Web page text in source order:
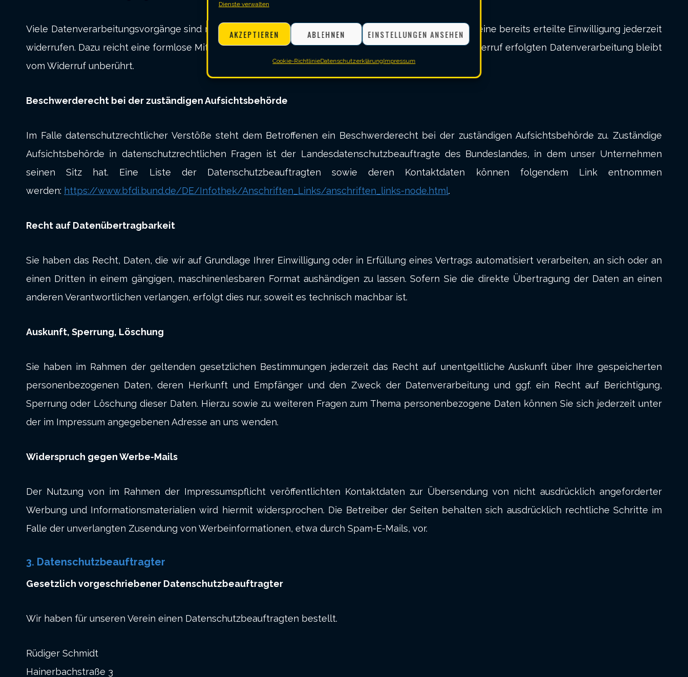
Dienste verwalten
AKZEPTIEREN ABLEHNEN EINSTELLUNGEN ANSEHEN
Cookie-RichtlinieDatenschutzerklärungImpressum
Viele Datenverarbeitungsvorgänge sind nur mit Ihrer ausdrücklichen Einwilligung möglich. Sie können eine bereits erteilte Einwilligung jederzeit
widerrufen. Dazu reicht eine formlose Mitteilung per E-Mail an uns. Die Rechtmäßigkeit der bis zum Widerruf erfolgten Datenverarbeitung bleibt
vom Widerruf unberührt.
Beschwerderecht bei der zuständigen Aufsichtsbehörde
Im Falle datenschutzrechtlicher Verstöße steht dem Betroffenen ein Beschwerderecht bei der zuständigen Aufsichtsbehörde zu. Zuständige
Aufsichtsbehörde in datenschutzrechtlichen Fragen ist der Landesdatenschutzbeauftragte des Bundeslandes, in dem unser Unternehmen
seinen Sitz hat. Eine Liste der Datenschutzbeauftragten sowie deren Kontaktdaten können folgendem Link entnommen
werden: https://www.bfdi.bund.de/DE/Infothek/Anschriften_Links/anschriften_links-node.html.
Recht auf Datenübertragbarkeit
Sie haben das Recht, Daten, die wir auf Grundlage Ihrer Einwilligung oder in Erfüllung eines Vertrags automatisiert verarbeiten, an sich oder an
einen Dritten in einem gängigen, maschinenlesbaren Format aushändigen zu lassen. Sofern Sie die direkte Übertragung der Daten an einen
anderen Verantwortlichen verlangen, erfolgt dies nur, soweit es technisch machbar ist.
Auskunft, Sperrung, Löschung
Sie haben im Rahmen der geltenden gesetzlichen Bestimmungen jederzeit das Recht auf unentgeltliche Auskunft über Ihre gespeicherten
personenbezogenen Daten, deren Herkunft und Empfänger und den Zweck der Datenverarbeitung und ggf. ein Recht auf Berichtigung,
Sperrung oder Löschung dieser Daten. Hierzu sowie zu weiteren Fragen zum Thema personenbezogene Daten können Sie sich jederzeit unter
der im Impressum angegebenen Adresse an uns wenden.
Widerspruch gegen Werbe-Mails
Der Nutzung von im Rahmen der Impressumspflicht veröffentlichten Kontaktdaten zur Übersendung von nicht ausdrücklich angeforderter
Werbung und Informationsmaterialien wird hiermit widersprochen. Die Betreiber der Seiten behalten sich ausdrücklich rechtliche Schritte im
Falle der unverlangten Zusendung von Werbeinformationen, etwa durch Spam-E-Mails, vor.
3. Datenschutzbeauftragter
Gesetzlich vorgeschriebener Datenschutzbeauftragter
Wir haben für unseren Verein einen Datenschutzbeauftragten bestellt.
Rüdiger Schmidt
Hainerbachstraße 3